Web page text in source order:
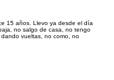
15 años. Llevo ya desde el día
no salgo de casa, no tengo
vueltas, no como, no